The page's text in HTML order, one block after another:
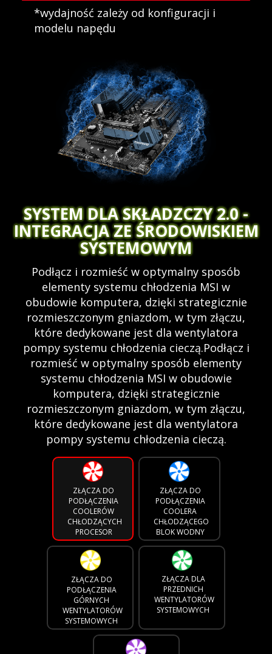
*wydajność zależy od konfiguracji i
modelu napędu
SYSTEM DLA SKŁADZCZY 2.0 -
INTEGRACJA ZE ŚRODOWISKIEM
SYSTEMOWYM
Podłącz i rozmieść w optymalny sposób
elementy systemu chłodzenia MSI w
obudowie komputera, dzięki strategicznie
rozmieszczonym gniazdom, w tym złączu,
które dedykowane jest dla wentylatora
pompy systemu chłodzenia cieczą.Podłącz i
rozmieść w optymalny sposób elementy
systemu chłodzenia MSI w obudowie
komputera, dzięki strategicznie
rozmieszczonym gniazdom, w tym złączu,
które dedykowane jest dla wentylatora
pompy systemu chłodzenia cieczą.
ZŁĄCZA DO
PODŁĄCZENIA
COOLERÓW
CHŁODZĄCYCH
PROCESOR
ZŁĄCZA DO
PODŁĄCZENIA
COOLERA
CHŁODZĄCEGO
BLOK WODNY
ZŁĄCZA DO
PODŁĄCZENIA
GÓRNYCH
WENTYLATORÓW
SYSTEMOWYCH
ZŁĄCZA DLA
PRZEDNICH
WENTYLATORÓW
SYSTEMOWYCH